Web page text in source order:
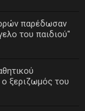
παρέδωσαν
του παιδιού"
ξεριζωμός του